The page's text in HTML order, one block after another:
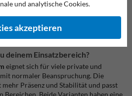
Servicezufahrten oder
und einfache Bedienung gefragt ist.
passend zu deinem Nutzungskonzept
deinem Einsatzbereich?
eignet sich für viele private und
normaler Beanspruchung. Die
mehr Präsenz und Stabilität und passt
und analytische Cookies.
akzeptieren